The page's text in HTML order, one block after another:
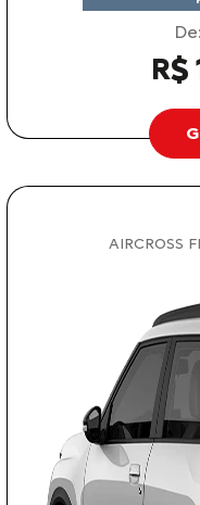
R$
AIRCROSS